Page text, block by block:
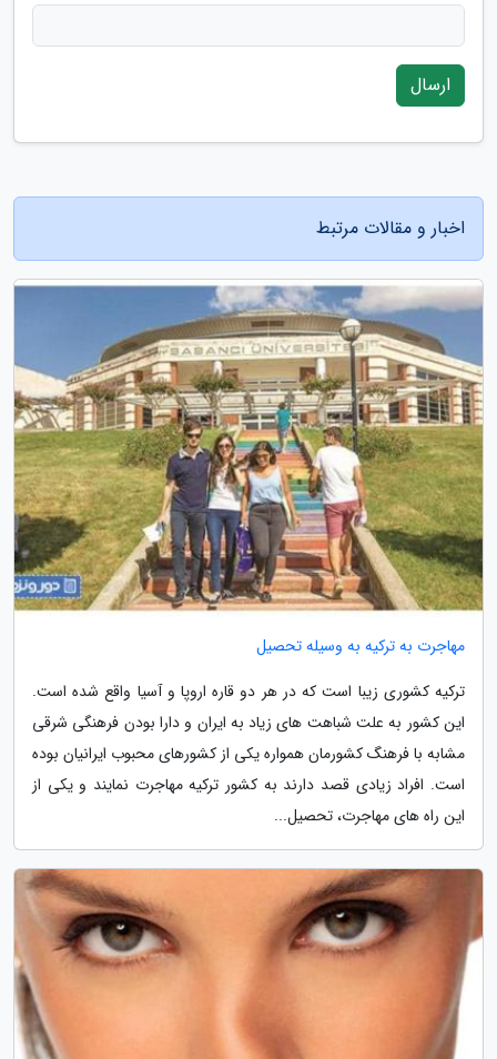
ارسال
اخبار و مقالات مرتبط
مهاجرت به ترکیه به وسیله تحصیل
ترکیه کشوری زیبا است که در هر دو قاره اروپا و آسیا واقع شده است.
این کشور به علت شباهت های زیاد به ایران و دارا بودن فرهنگی شرقی
مشابه با فرهنگ کشورمان همواره یکی از کشورهای محبوب ایرانیان بوده
است. افراد زیادی قصد دارند به کشور ترکیه مهاجرت نمایند و یکی از
این راه های مهاجرت، تحصیل...